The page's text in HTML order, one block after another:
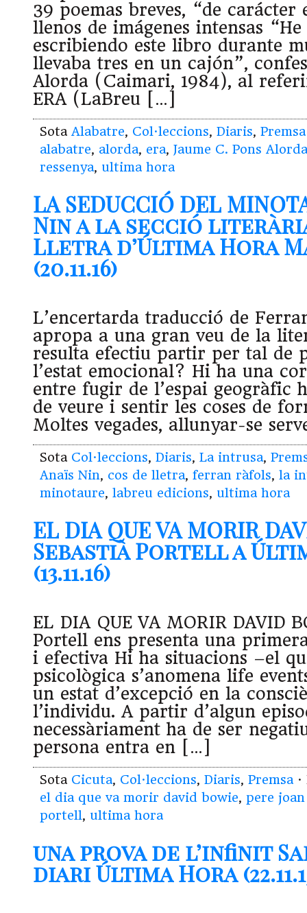
39 poemas breves, “de carácter
llenos de imágenes intensas “He
escribiendo este libro durante
llevaba tres en un cajón”,
Alorda (Caimari, 1984), al
ERA (LaBreu […]
Sota Alabatre, Col·leccions, Diaris, Premsa
alabatre, alorda, era, Jaume C. Pons Alorda
ressenya, ultima hora
LA SEDUCCIÓ DEL
Nin a la secció
Lletra d’Última Hora
(20.11.16)
L’encertarda traducció de
apropa a una gran veu de la
resulta efectiu partir per tal de
l’estat emocional? Hi ha una
entre fugir de l’espai geogràfic
de veure i sentir les coses de
Moltes vegades, allunyar-se
Sota Col·leccions, Diaris, La intrusa,
Anaïs Nin, cos de lletra, ferran ràfols, la
minotaure, labreu edicions, ultima hora
EL DIA QUE VA MORIR
Sebastià Portell a
(13.11.16)
EL DIA QUE VA MORIR DAVID
Portell ens presenta una
i efectiva Hi ha situacions –el
psicològica s’anomena life
un estat d’excepció en la
l’individu. A partir d’algun
necessàriament ha de ser
persona entra en […]
Sota Cicuta, Col·leccions, Diaris, Premsa
el dia que va morir david bowie, pere
portell, ultima hora
una prova de l’infinit
diari Última Hora